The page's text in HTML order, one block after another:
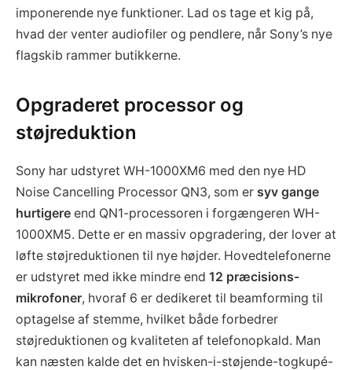
imponerende nye funktioner. Lad os tage et kig på,
hvad der venter audiofiler og pendlere, når Sony’s nye
flagskib rammer butikkerne.
Opgraderet processor og
støjreduktion
Sony har udstyret WH-1000XM6 med den nye HD
Noise Cancelling Processor QN3, som er syv gange
hurtigere end QN1-processoren i forgængeren WH-
1000XM5. Dette er en massiv opgradering, der lover at
løfte støjreduktionen til nye højder. Hovedtelefonerne
er udstyret med ikke mindre end 12 præcisions-
mikrofoner, hvoraf 6 er dedikeret til beamforming til
optagelse af stemme, hvilket både forbedrer
støjreduktionen og kvaliteten af telefonopkald. Man
kan næsten kalde det en hvisken-i-støjende-togkupé-